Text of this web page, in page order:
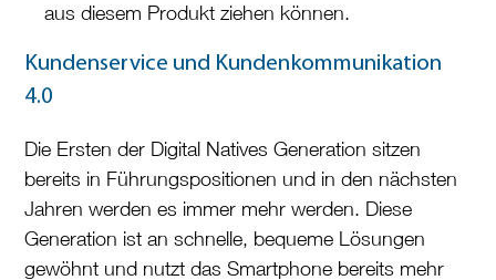
aus diesem Produkt ziehen können.
Kundenservice und Kundenkommunikation
4.0
Die Ersten der Digital Natives Generation sitzen
bereits in Führungspositionen und in den nächsten
Jahren werden es immer mehr werden. Diese
Generation ist an schnelle, bequeme Lösungen
gewöhnt und nutzt das Smartphone bereits mehr